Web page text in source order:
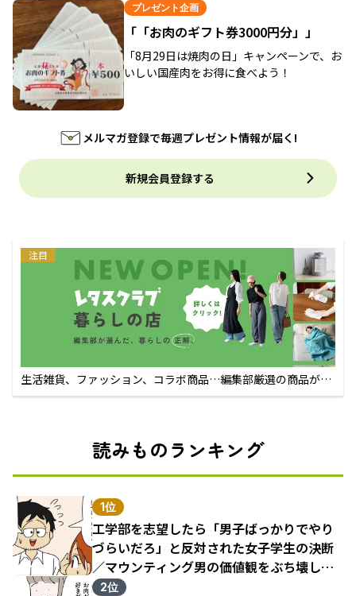
プレゼント企画
「「お肉のギフト券3000円分」」
「8月29日は焼肉の日」キャンペーンで、お
いしい国産肉をお得に食べよう！
メルマガ登録で毎週プレゼント情報が届く!
新規会員登録する
注目
生活雑貨、ファッション、コラボ商品…編集部厳選の商品が買
えるECサイト
読みものランキング
1位
工学部を志望したら「男子ばっかりでやり
づらいだろ」と反対された女子学生の決断
／マウンティング男の価値観をぶち壊した
結果（1）
2位